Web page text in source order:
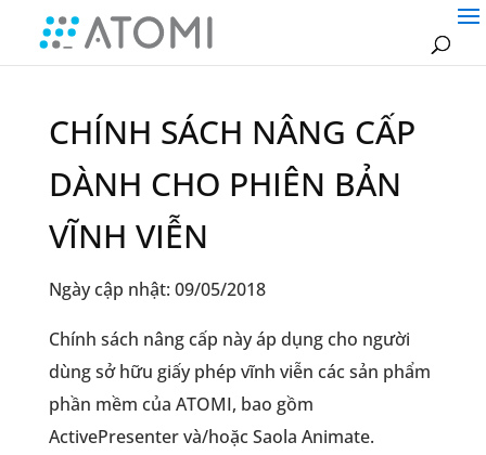
CHÍNH SÁCH NÂNG CẤP
DÀNH CHO PHIÊN BẢN
VĨNH VIỄN
Ngày cập nhật: 09/05/2018
Chính sách nâng cấp này áp dụng cho người
dùng sở hữu giấy phép vĩnh viễn các sản phẩm
phần mềm của ATOMI, bao gồm
ActivePresenter và/hoặc Saola Animate.